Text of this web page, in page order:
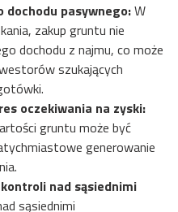
pasywnego:W
zakup gruntu nie
dochodu z najmu, co może
szukających
oczekiwania na zyski:
gruntu może być
generowanie
nad sąsiednimi
sąsiednimi